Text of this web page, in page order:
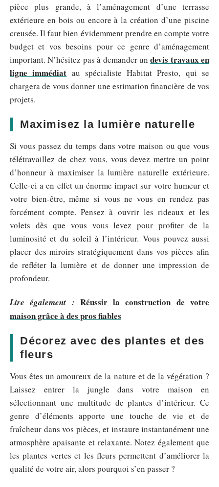
pièce plus grande, à l’aménagement d’une terrasse
extérieure en bois ou encore à la création d’une piscine
creusée. Il faut bien évidemment prendre en compte votre
budget et vos besoins pour ce genre d’aménagement
important. N’hésitez pas à demander undevis travaux en
ligne immédiat au spécialiste Habitat Presto, qui se
chargera de vous donner une estimation financière de vos
projets.
Maximisez la lumière naturelle
Si vous passez du temps dans votre maison ou que vous
télétravaillez de chez vous, vous devez mettre un point
d’honneur à maximiser la lumière naturelle extérieure.
Celle-ci a en effet un énorme impact sur votre humeur et
votre bien-être, même si vous ne vous en rendez pas
forcément compte. Pensez à ouvrir les rideaux et les
volets dès que vous vous levez pour profiter de la
luminosité et du soleil à l’intérieur. Vous pouvez aussi
placer des miroirs stratégiquement dans vos pièces afin
de refléter la lumière et de donner une impression de
profondeur.
Lire également : Réussir la construction de votre
maison grâce à des pros fiables
Décorez avec des plantes et des
fleurs
Vous êtes un amoureux de la nature et de la végétation ?
Laissez entrer la jungle dans votre maison en
sélectionnant une multitude de plantes d’intérieur. Ce
genre d’éléments apporte une touche de vie et de
fraîcheur dans vos pièces, et instaure instantanément une
atmosphère apaisante et relaxante. Notez également que
les plantes vertes et les fleurs permettent d’améliorer la
qualité de votre air, alors pourquoi s’en passer ?